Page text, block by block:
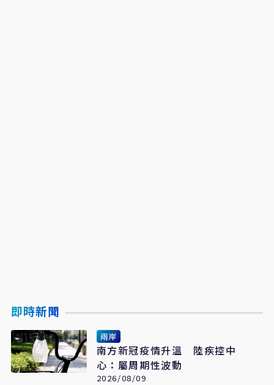
即時新聞
兩岸
南方新冠疫情升溫 陸疾控中
心：屬周期性波動
2026/08/09